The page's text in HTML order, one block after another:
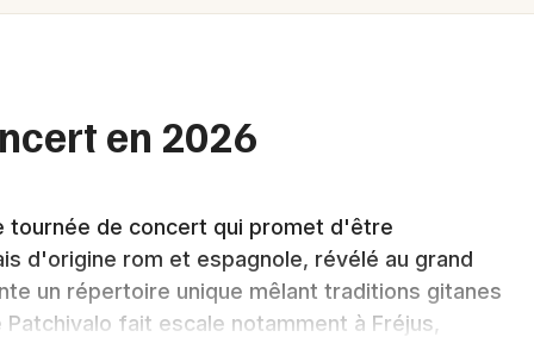
Sorties famille
Expos
Mulhouse
Nice
Strasbourg
Toulouse
en 2026
tournée de concert qui promet d'être
d'origine rom et espagnole, révélé au grand
un répertoire unique mêlant traditions gitanes
fait escale notamment à Fréjus,